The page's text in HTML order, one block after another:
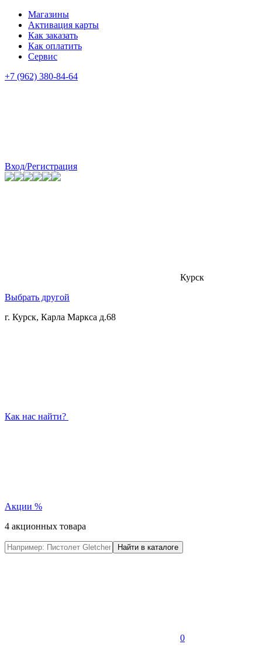
Магазины
Активация карты
Как заказать
Как оплатить
Сервис
+7 (962) 380-84-64
Вход/Регистрация
Курск
Выбрать другой
г. Курск, Карла Маркса д.68
Как нас найти?
Акции %
4 акционных товара
0